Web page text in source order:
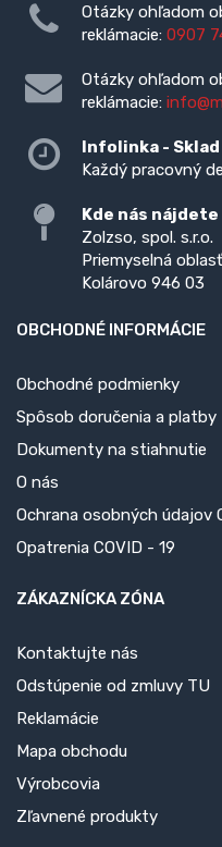
Otázky ohľadom
reklámacie: 0907
Otázky ohľadom
reklámacie:
Infolinka - Sklad
Každý pracovný
Kde nás nájdete
Zolzso, spol. s.r.o.
Priemyselná
Kolárovo 946 03
OBCHODNÉ INFORMÁCIE
Obchodné podmienky
Spôsob doručenia a platby
Dokumenty na stiahnutie
O nás
Ochrana osobných údajov
Opatrenia COVID - 19
ZÁKAZNÍCKA ZÓNA
Kontaktujte nás
Odstúpenie od zmluvy TU
Reklamácie
Mapa obchodu
Výrobcovia
Zľavnené produkty